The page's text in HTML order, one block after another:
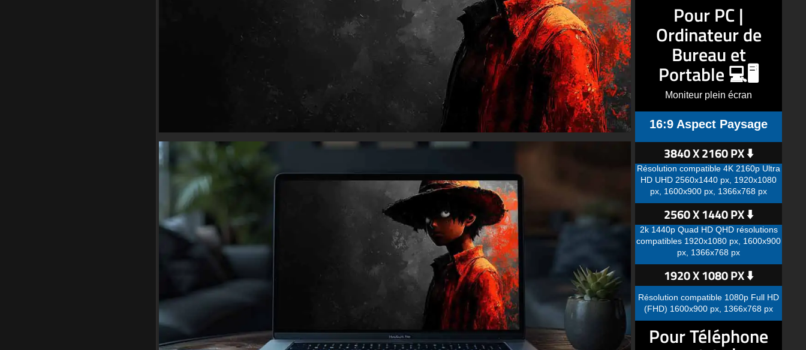
Pour PC |
Ordinateur de
Bureau et
Portable 💻🖥️
Moniteur plein écran
16:9 Aspect Paysage
3840 X 2160 PX ⬇️
Résolution compatible 4K 2160p Ultra
HD UHD 2560x1440 px, 1920x1080
px, 1600x900 px, 1366x768 px
2560 X 1440 PX ⬇️
2k 1440p Quad HD QHD résolutions
compatibles 1920x1080 px, 1600x900
px, 1366x768 px
1920 X 1080 PX ⬇️
Résolution compatible 1080p Full HD
(FHD) 1600x900 px, 1366x768 px
Pour Téléphone